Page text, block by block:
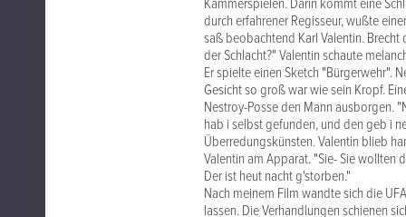
Kammerspielen. Darin kommt eine
durch erfahrener Regisseur, wußte
saß beobachtend Karl Valentin. Brecht
der Schlacht?" Valentin schaute
Er spielte einen Sketch "Bürgerwehr".
Gesicht so groß war wie sein Kropf.
Nestroy-Posse den Mann ausborgen.
hab i selbst gefunden, und den geb i
Überredungskünsten. Valentin blieb
Valentin am Apparat. "Sie- Sie wollten
Der ist heut nacht g'storben."
Nach meinem Film wandte sich die
lassen. Die Verhandlungen schienen